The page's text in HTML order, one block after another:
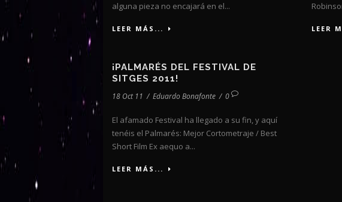
alguna pieza no encajará en el...
LEER MÁS... LEER
¡PALMARÉS DEL FESTIVAL DE
SITGES 2011!
18 Oct 11 / Eduardo Bonafonte / 0
El afamado Festival ha llegado a su fin, y aquí
tenéis el Palmarés: Mejor Cortometraje / Best
Short Film Ex aequo a...
LEER MÁS...